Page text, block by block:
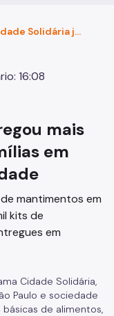
Cidade Solidária já entregou mais de 300 mil cestas a famílias em situação de vulnerabilidade
16:08
mais
em
mantimentos em
kits de
em
Cidade Solidária,
Paulo e sociedade
de alimentos,